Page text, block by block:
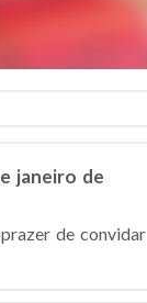
janeiro de
de convidar